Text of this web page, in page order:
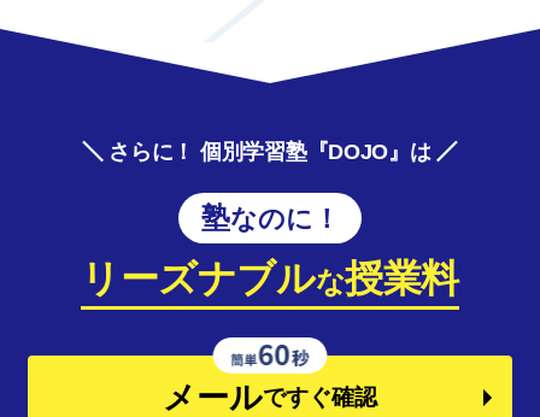
さらに！ 個別学習塾『DOJO』は
塾なのに！
リーズナブルな授業料
メールですぐ確認